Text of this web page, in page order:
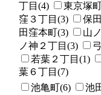
丁目(4)
東京塚
窪３丁目(3)
保
田窪本町(3)
山
ノ神２丁目(3)
若葉２丁目(1)
葉６丁目(7)
池亀町(6) 池